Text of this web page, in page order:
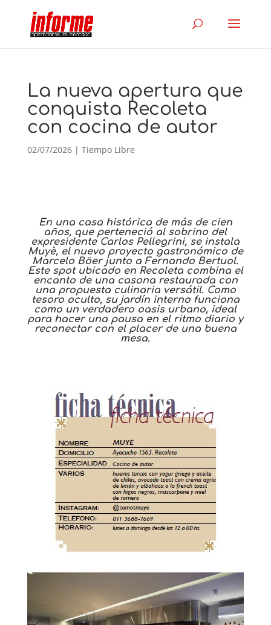
La nueva apertura que
conquista Recoleta
con cocina de autor
02/07/2026| Tiempo Libre
En una casa histórica de más de cien
años, que perteneció al sobrino del
expresidente Carlos Pellegrini, se instala
Muyè, el nuevo proyecto gastronómico de
Marcelo Böer junto a Fernando Bertuol.
Este spot ubicado en Recoleta combina el
encanto de una casona restaurada con
una propuesta culinaria versátil. Como
tesoro oculto, su jardín interno funciona
como un verdadero oasis urbano, ideal
para hacer una pausa en el ritmo diario y
reconectar con el placer de una buena
mesa.